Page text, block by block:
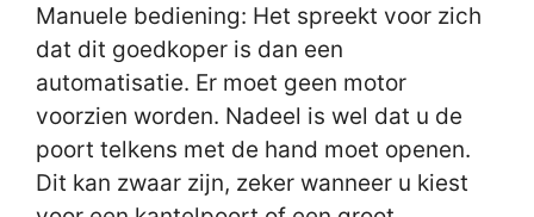
Manuele bediening: Het spreekt voor zich
dat dit goedkoper is dan een
automatisatie. Er moet geen motor
voorzien worden. Nadeel is wel dat u de
poort telkens met de hand moet openen.
Dit kan zwaar zijn, zeker wanneer u kiest